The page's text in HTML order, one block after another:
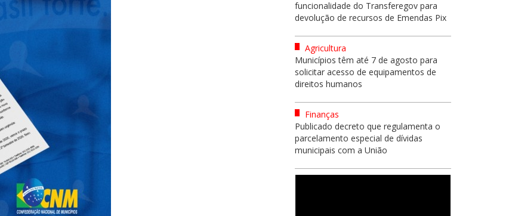
funcionalidade do Transferegov para
devolução de recursos de Emendas Pix
Agricultura
Municípios têm até 7 de agosto para
solicitar acesso de equipamentos de
direitos humanos
Finanças
Publicado decreto que regulamenta o
parcelamento especial de dívidas
municipais com a União